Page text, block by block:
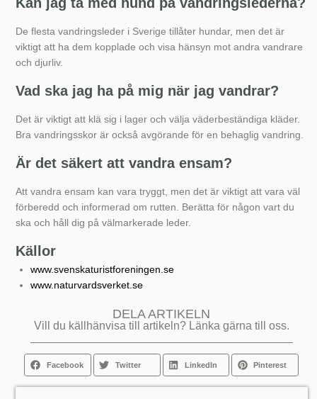
De flesta vandringsleder i Sverige tillåter hundar, men det är
viktigt att ha dem kopplade och visa hänsyn mot andra vandrare
och djurliv.
Vad ska jag ha på mig när jag vandrar?
Det är viktigt att klä sig i lager och välja väderbeständiga kläder.
Bra vandringsskor är också avgörande för en behaglig vandring.
Är det säkert att vandra ensam?
Att vandra ensam kan vara tryggt, men det är viktigt att vara väl
förberedd och informerad om rutten. Berätta för någon vart du
ska och håll dig på välmarkerade leder.
Källor
www.svenskaturistforeningen.se
www.naturvardsverket.se
DELA ARTIKELN
Vill du källhänvisa till artikeln? Länka gärna till oss.
Facebook Twitter LinkedIn Pinterest